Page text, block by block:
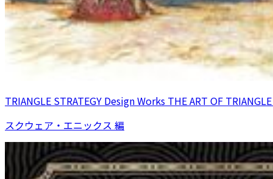
TRIANGLE STRATEGY Design Works THE ART OF
スクウェア・エニックス 編